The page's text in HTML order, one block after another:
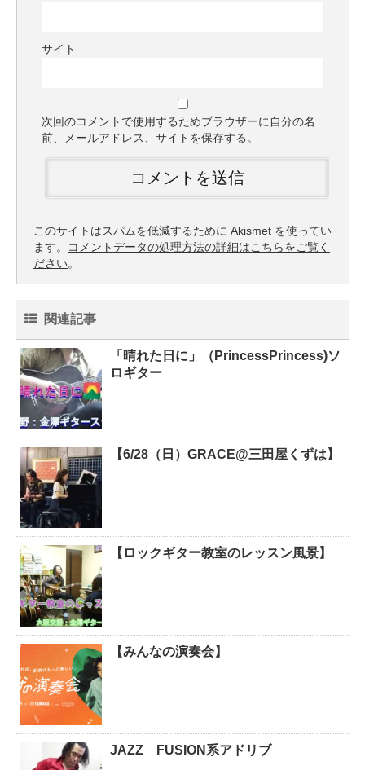
サイト
次回のコメントで使用するためブラウザーに自分の名
前、メールアドレス、サイトを保存する。
このサイトはスパムを低減するために Akismet を使ってい
ます。
コメントデータの処理方法の詳細はこちらをご覧く
ださい。
関連記事
「晴れた日に」（PrincessPrincess)ソ
ロギター
【6/28（日）GRACE@三田屋くずは】
【ロックギター教室のレッスン風景】
【みんなの演奏会】
JAZZ FUSION系アドリブ